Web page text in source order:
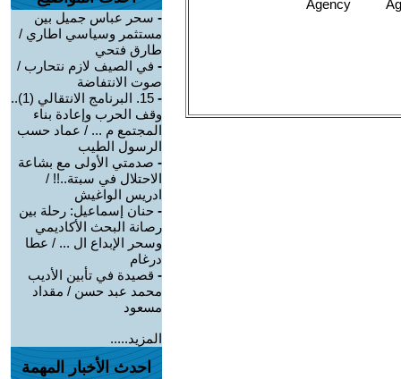
- سحر عباس جميل بين
مستثمر وسياسي اطاري /
طارق فتحي
- في الصيف لازم نتحارب /
صوت الانتفاضة
-
15. البرنامج الانتقالي (1)..
وقف الحرب وإعادة بناء
المجتمع م ... / عماد حسب
الرسول الطيب
- صدمتي الأولى مع بشاعة
الاحتلال في سبتة..!! /
ادريس الواغيش
- حنان إسماعيل: رحلة بين
رصانة البحث الأكاديمي
وسحر الإبداع ال ... / عطا
درغام
- قصيدة في تأبين الأديب
محمد عبد حسن / مقداد
مسعود
المزيد.....
احدث الأخبار المهمة